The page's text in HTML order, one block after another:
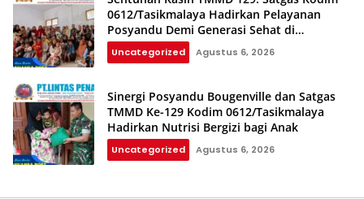
0612/Tasikmalaya Hadirkan Pelayanan
Posyandu Demi Generasi Sehat di
Parungponteng
Uncategorized Agustus 6, 2026
Sinergi Posyandu Bougenville dan Satgas
TMMD Ke-129 Kodim 0612/Tasikmalaya
Hadirkan Nutrisi Bergizi bagi Anak
Uncategorized Agustus 6, 2026